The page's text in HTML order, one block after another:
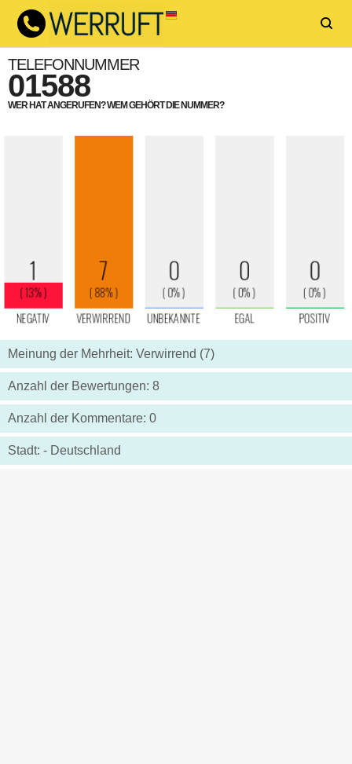
TELEFONNUMMER
01588
WER HAT ANGERUFEN? WEM GEHÖRT DIE NUMMER?
Meinung der Mehrheit: Verwirrend (7)
Anzahl der Bewertungen: 8
Anzahl der Kommentare: 0
Stadt: - Deutschland